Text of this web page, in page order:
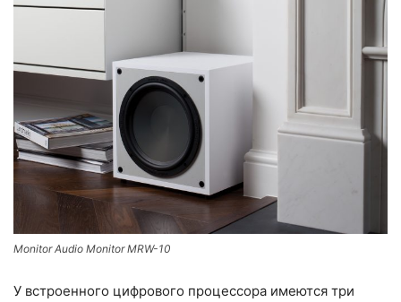
Monitor Audio Monitor MRW-10
У встроенного цифрового процессора имеются три